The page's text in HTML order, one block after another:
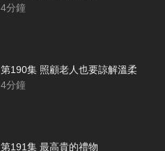
4分鐘
第190集 照顧老人也要諒解溫柔
4分鐘
第191集 最高貴的禮物